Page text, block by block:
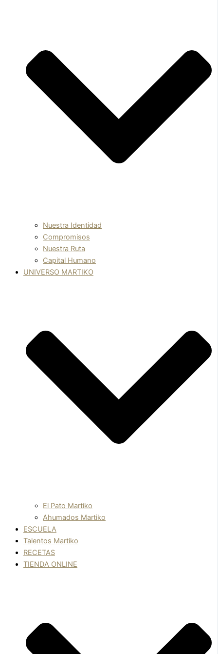
Nuestra Identidad
Compromisos
Nuestra Ruta
Capital Humano
UNIVERSO MARTIKO
El Pato Martiko
Ahumados Martiko
ESCUELA
Talentos Martiko
RECETAS
TIENDA ONLINE